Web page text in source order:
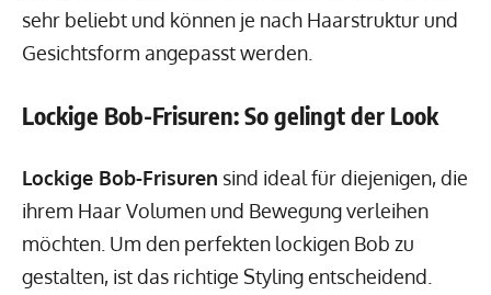
sehr beliebt und können je nach Haarstruktur und
Gesichtsform angepasst werden.
Lockige Bob-Frisuren: So gelingt der Look
Lockige Bob-Frisuren sind ideal für diejenigen, die
ihrem Haar Volumen und Bewegung verleihen
möchten. Um den perfekten lockigen Bob zu
gestalten, ist das richtige Styling entscheidend.